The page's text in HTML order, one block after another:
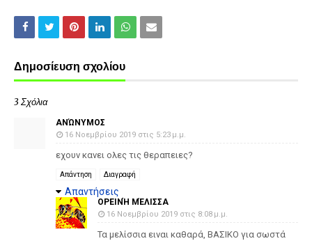
Δημοσίευση σχολίου
3 Σχόλια
ΑΝΏΝΥΜΟΣ
16 Νοεμβρίου 2019 στις 5:23 μ.μ.
εχουν κανει ολες τις θεραπειες?
Απάντηση Διαγραφή
Απαντήσεις
ΟΡΕΙΝΉ ΜΈΛΙΣΣΑ
16 Νοεμβρίου 2019 στις 8:08 μ.μ.
Τα μελίσσια ειναι καθαρά, ΒΑΣΙΚΟ για σωστά